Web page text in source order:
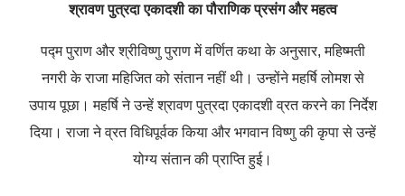
श्रावण पुत्रदा एकादशी का पौराणिक प्रसंग और महत्व
पद्म पुराण और श्रीविष्णु पुराण में वर्णित कथा के अनुसार, महिष्मती
नगरी के राजा महिजित को संतान नहीं थी। उन्होंने महर्षि लोमश से
उपाय पूछा। महर्षि ने उन्हें श्रावण पुत्रदा एकादशी व्रत करने का निर्देश
दिया। राजा ने व्रत विधिपूर्वक किया और भगवान विष्णु की कृपा से उन्हें
योग्य संतान की प्राप्ति हुई।